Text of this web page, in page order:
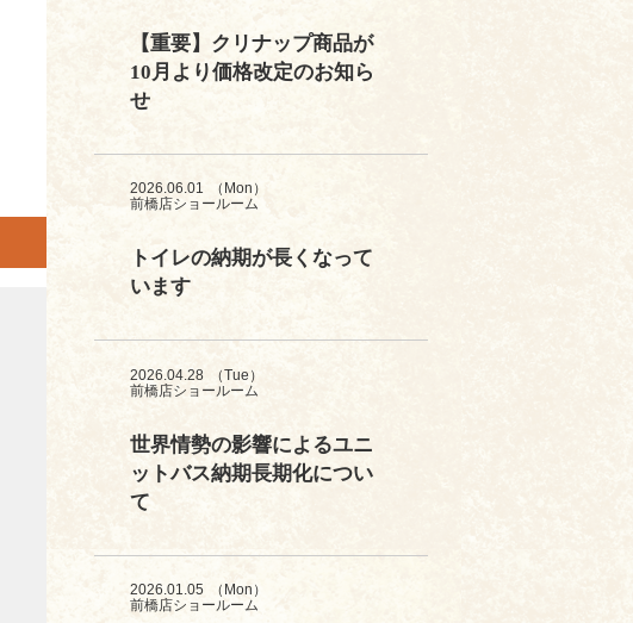
【重要】クリナップ商品が
10月より価格改定のお知ら
せ
2026.06.01
（Mon）
前橋店ショールーム
トイレの納期が長くなって
います
2026.04.28
（Tue）
前橋店ショールーム
世界情勢の影響によるユニ
ットバス納期長期化につい
て
2026.01.05
（Mon）
前橋店ショールーム